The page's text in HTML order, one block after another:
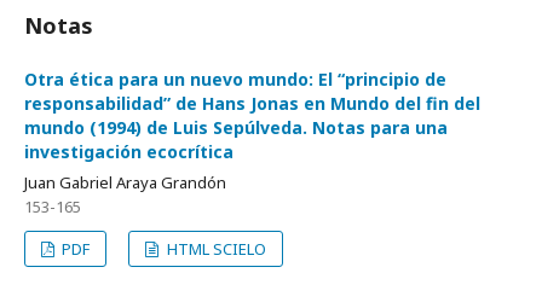
Notas
Otra ética para un nuevo mundo: El “principio de
responsabilidad” de Hans Jonas en Mundo del fin del
mundo (1994) de Luis Sepúlveda. Notas para una
investigación ecocrítica
Juan Gabriel Araya Grandón
153-165
PDF
HTML SCIELO